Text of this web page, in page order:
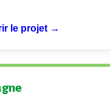
le projet →